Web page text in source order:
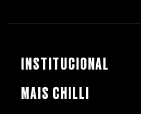
INSTITUCIONAL
MAIS CHILLI